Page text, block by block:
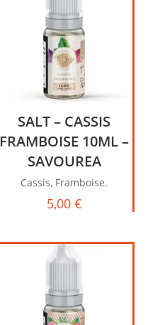
SALT – CASSIS
FRAMBOISE 10ML –
SAVOUREA
Cassis, Framboise.
5,00 €